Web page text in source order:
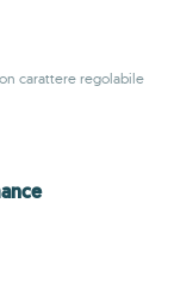
carattere regolabile